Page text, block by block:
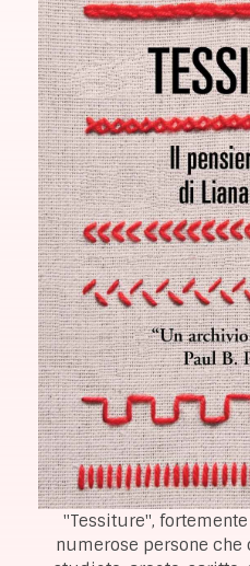
"Tessiture",
numerose persone che